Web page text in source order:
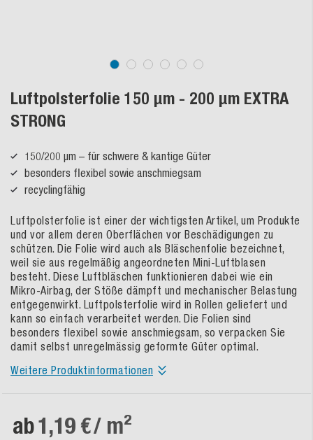
Luftpolsterfolie 150 µm - 200 µm EXTRA
STRONG
150/200 µm – für schwere & kantige Güter
besonders flexibel sowie anschmiegsam
recyclingfähig
Luftpolsterfolie ist einer der wichtigsten Artikel, um Produkte
und vor allem deren Oberflächen vor Beschädigungen zu
schützen. Die Folie wird auch als Bläschenfolie bezeichnet,
weil sie aus regelmäßig angeordneten Mini-Luftblasen
besteht. Diese Luftbläschen funktionieren dabei wie ein
Mikro-Airbag, der Stöße dämpft und mechanischer Belastung
entgegenwirkt. Luftpolsterfolie wird in Rollen geliefert und
kann so einfach verarbeitet werden. Die Folien sind
besonders flexibel sowie anschmiegsam, so verpacken Sie
damit selbst unregelmässig geformte Güter optimal.
Weitere Produktinformationen
ab1,19 €/ m²